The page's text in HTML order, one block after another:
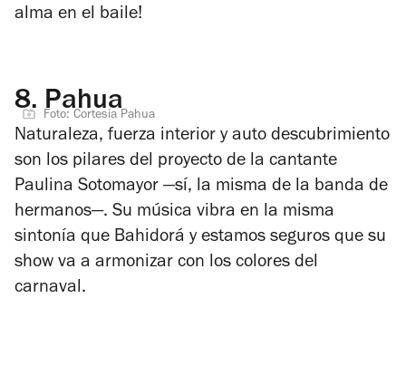
alma en el baile!
8. Pahua
Foto: Cortesía Pahua
Naturaleza, fuerza interior y auto descubrimiento
son los pilares del proyecto de la cantante
Paulina Sotomayor —sí, la misma de la banda de
hermanos—. Su música vibra en la misma
sintonía que Bahidorá y estamos seguros que su
show va a armonizar con los colores del
carnaval.